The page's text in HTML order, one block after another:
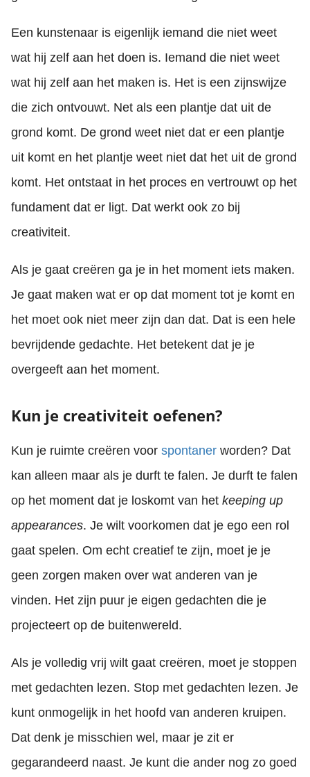
Een kunstenaar is eigenlijk iemand die niet weet
wat hij zelf aan het doen is. Iemand die niet weet
wat hij zelf aan het maken is. Het is een zijnswijze
die zich ontvouwt. Net als een plantje dat uit de
grond komt. De grond weet niet dat er een plantje
uit komt en het plantje weet niet dat het uit de grond
komt. Het ontstaat in het proces en vertrouwt op het
fundament dat er ligt. Dat werkt ook zo bij
creativiteit.
Als je gaat creëren ga je in het moment iets maken.
Je gaat maken wat er op dat moment tot je komt en
het moet ook niet meer zijn dan dat. Dat is een hele
bevrijdende gedachte. Het betekent dat je je
overgeeft aan het moment.
Kun je creativiteit oefenen?
Kun je ruimte creëren voor spontaner worden? Dat
kan alleen maar als je durft te falen. Je durft te falen
op het moment dat je loskomt van het keeping up
appearances. Je wilt voorkomen dat je ego een rol
gaat spelen. Om echt creatief te zijn, moet je je
geen zorgen maken over wat anderen van je
vinden. Het zijn puur je eigen gedachten die je
projecteert op de buitenwereld.
Als je volledig vrij wilt gaat creëren, moet je stoppen
met gedachten lezen. Stop met gedachten lezen. Je
kunt onmogelijk in het hoofd van anderen kruipen.
Dat denk je misschien wel, maar je zit er
gegarandeerd naast. Je kunt die ander nog zo goed